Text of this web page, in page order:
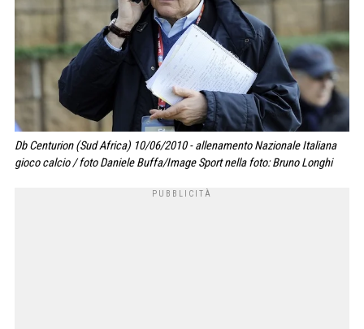
Db Centurion (Sud Africa) 10/06/2010 - allenamento Nazionale Italiana
gioco calcio / foto Daniele Buffa/Image Sport nella foto: Bruno Longhi